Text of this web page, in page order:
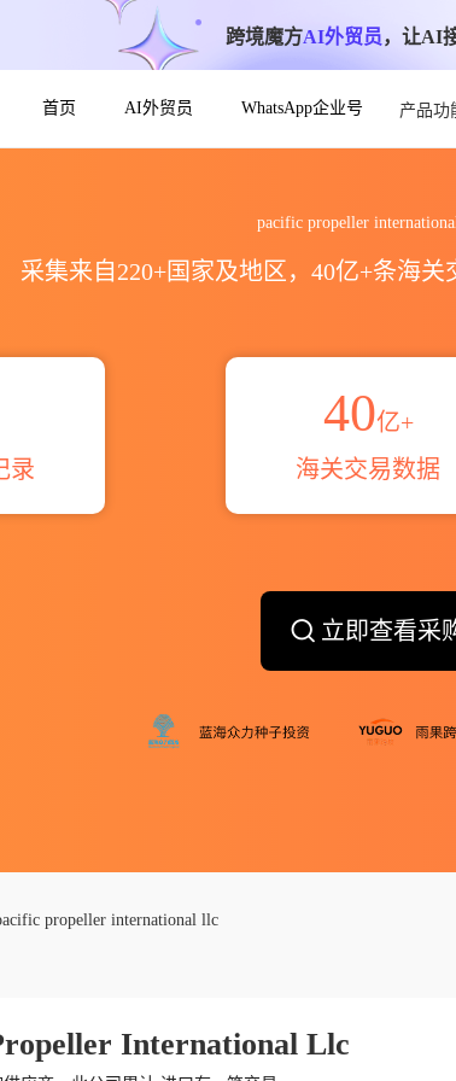
跨境魔方AI外贸员，让AI
首页 AI外贸员 WhatsApp企业号 产品功
pacific propeller
采集来自220+国家及地区，40亿+条海
录
40亿+
海关交易数据
立即查看采
propeller international llc
International Llc